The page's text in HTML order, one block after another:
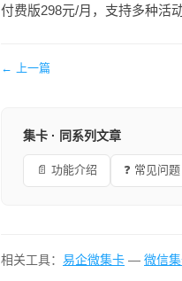
付费版298元/月，支持多种活
← 上一篇
集卡 · 同系列文章
📄 功能介绍 ❓ 常见问题
相关工具： 易企微集卡 — 微信